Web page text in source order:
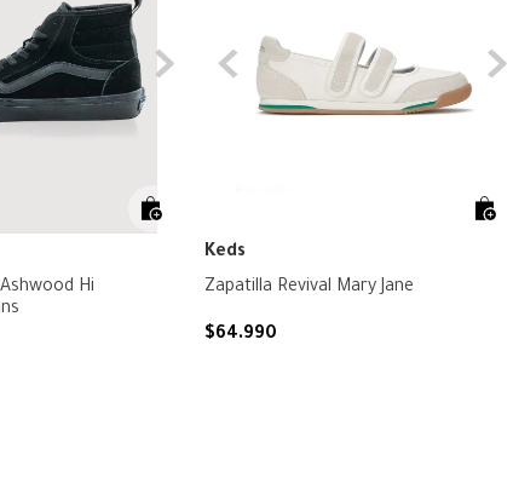
Hi
Keds
Zapatilla Revival Mary Jane
$64.990